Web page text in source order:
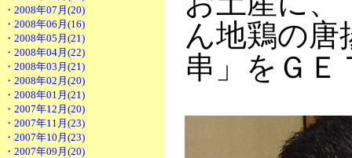
・2008年07月(20)
・2008年06月(16)
・2008年05月(21)
・2008年04月(22)
・2008年03月(21)
・2008年02月(20)
・2008年01月(21)
・2007年12月(20)
・2007年11月(23)
・2007年10月(23)
・2007年09月(20)
ん地鶏の唐
串」をＧＥ